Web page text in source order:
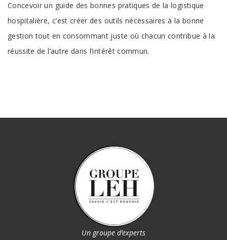
Concevoir un guide des bonnes pratiques de la logistique
hospitalière, c’est créer des outils nécessaires à la bonne
gestion tout en consommant juste où chacun contribue à la
réussite de l’autre dans l’intérêt commun.
Un groupe d’experts